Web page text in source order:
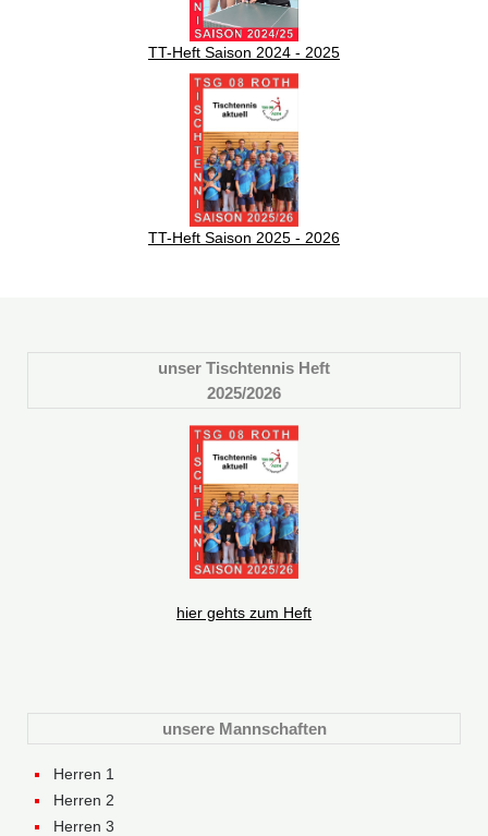
TT-Heft Saison 2024 - 2025
TT-Heft Saison 2025 - 2026
unser Tischtennis Heft
2025/2026
hier gehts zum Heft
unsere Mannschaften
Herren 1
Herren 2
Herren 3